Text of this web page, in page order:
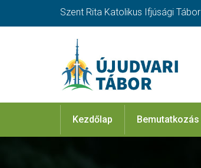
Szent Rita Katolikus Ifjúsági Tábor
Kezdőlap Bemutatkozás